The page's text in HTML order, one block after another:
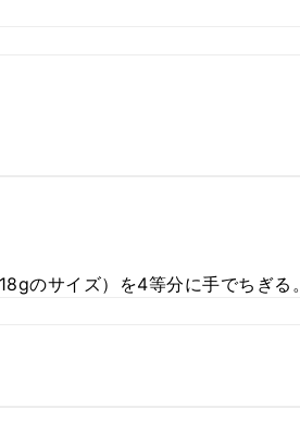
のサイズ）を4等分に手でちぎる。